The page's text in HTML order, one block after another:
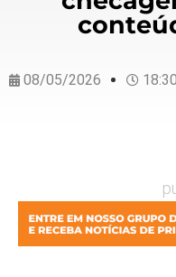
08/05/2026 18:30